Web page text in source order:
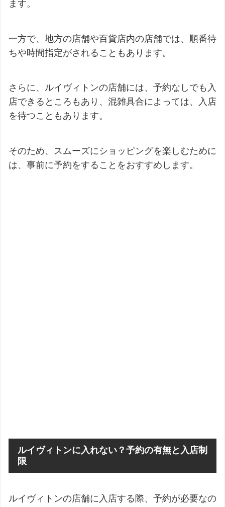
ます。
一方で、地方の店舗や百貨店内の店舗では、順番待
ちや時間指定がされることもあります。
さらに、ルイヴィトンの店舗には、予約なしでも入
店できるところもあり、混雑具合によっては、入店
を待つこともあります。
そのため、スムーズにショッピングを楽しむために
は、事前に予約をすることをおすすめします。
ルイヴィトンに入れない？予約の有無と入店制
限
ルイヴィトンの店舗に入店する際、予約が必要なの